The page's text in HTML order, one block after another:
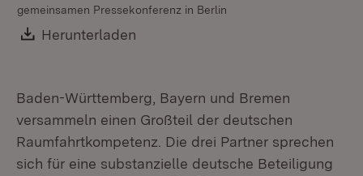
gemeinsamen Pressekonferenz in Berlin
Download:
Herunterladen
Baden-Württemberg, Bayern und Bremen
versammeln einen Großteil der deutschen
Raumfahrtkompetenz. Die drei Partner sprechen
sich für eine substanzielle deutsche Beteiligung